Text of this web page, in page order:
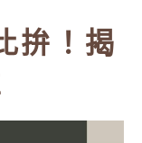
拚！揭